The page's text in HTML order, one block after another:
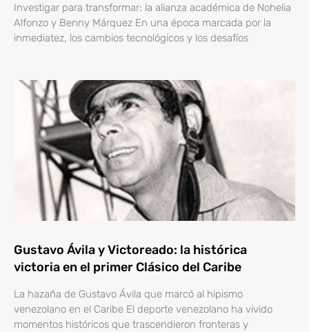
Investigar para transformar: la alianza académica de Nohelia
Alfonzo y Benny Márquez En una época marcada por la
inmediatez, los cambios tecnológicos y los desafíos
Gustavo Ávila y Victoreado: la histórica
victoria en el primer Clásico del Caribe
La hazaña de Gustavo Ávila que marcó al hipismo
venezolano en el Caribe El deporte venezolano ha vivido
momentos históricos que trascendieron fronteras y